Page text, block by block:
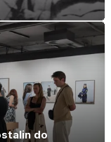
do